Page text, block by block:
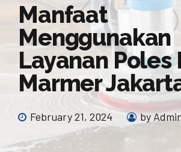
Manfaat
Menggunakan
Layanan Poles
Marmer
February 21, 2024 by